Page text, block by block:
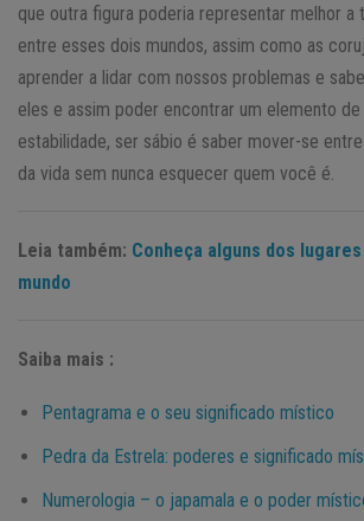
que outra figura poderia representar melhor a
entre esses dois mundos, assim como as
aprender a lidar com nossos problemas e
eles e assim poder encontrar um elemento
estabilidade, ser sábio é saber mover-se
da vida sem nunca esquecer quem você é.
Leia também: Conheça alguns dos
mundo
Saiba mais :
Pentagrama e o seu significado místico
Pedra da Estrela: poderes e significado
Numerologia – o japamala e o poder